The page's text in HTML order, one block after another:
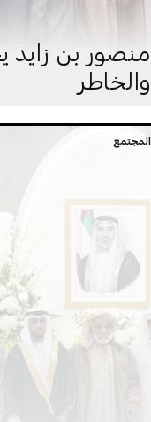
منصور بن زايد
والخاطر
المجتمع